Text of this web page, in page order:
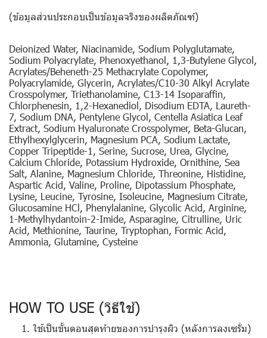
(ข้อมูลส่วนประกอบเป็นข้อมูลจริงของผลิตภัณฑ์)
Deionized Water, Niacinamide, Sodium Polyglutamate,
Sodium Polyacrylate, Phenoxyethanol, 1,3-Butylene Glycol,
Acrylates/Beheneth-25 Methacrylate Copolymer,
Polyacrylamide, Glycerin, Acrylates/C10-30 Alkyl Acrylate
Crosspolymer, Triethanolamine, C13-14 Isoparaffin,
Chlorphenesin, 1,2-Hexanediol, Disodium EDTA, Laureth-
7, Sodium DNA, Pentylene Glycol, Centella Asiatica Leaf
Extract, Sodium Hyaluronate Crosspolymer, Beta-Glucan,
Ethylhexylglycerin, Magnesium PCA, Sodium Lactate,
Copper Tripeptide-1, Serine, Sucrose, Urea, Glycine,
Calcium Chloride, Potassium Hydroxide, Ornithine, Sea
Salt, Alanine, Magnesium Chloride, Threonine, Histidine,
Aspartic Acid, Valine, Proline, Dipotassium Phosphate,
Lysine, Leucine, Tyrosine, Isoleucine, Magnesium Citrate,
Glucosamine HCl, Phenylalanine, Glycolic Acid, Arginine,
1-Methylhydantoin-2-Imide, Asparagine, Citrulline, Uric
Acid, Methionine, Taurine, Tryptophan, Formic Acid,
Ammonia, Glutamine, Cysteine
HOW TO USE (วิธีใช้)
ใช้เป็นขั้นตอนสุดท้ายของการบำรุงผิว (หลังการลงเซรั่ม)